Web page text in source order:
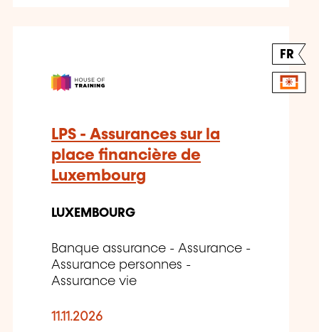
FR
LPS - Assurances sur la
place financière de
Luxembourg
LUXEMBOURG
Banque assurance - Assurance -
Assurance personnes -
Assurance vie
11.11.2026